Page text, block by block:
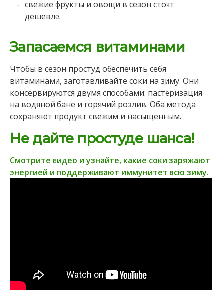
свежие фрукты и овощи в сезон стоят
дешевле.
Запасаемся витаминами
Чтобы в сезон простуд обеспечить себя
витаминами, заготавливайте соки на зиму. Они
консервируются двумя способами: пастеризация
на водяной бане и горячий розлив. Оба метода
сохраняют продукт свежим и насыщенным.
Не дайте простуде шанса!
Смотрите видео и узнайте, какие соки заряжают
энергией и поддерживают иммунитет всю зиму.